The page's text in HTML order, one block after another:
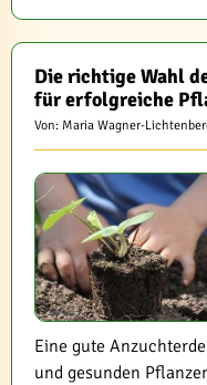
Die richtige Wahl
für erfolgreiche
Von: Maria Wagner-
Eine gute
und gesunden